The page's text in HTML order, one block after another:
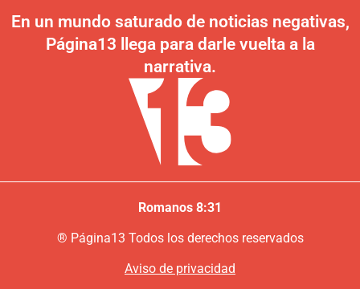
En un mundo saturado de noticias negativas,
Página13 llega para darle vuelta a la
narrativa.
Romanos 8:31
® Página13 Todos los derechos reservados
Aviso de privacidad